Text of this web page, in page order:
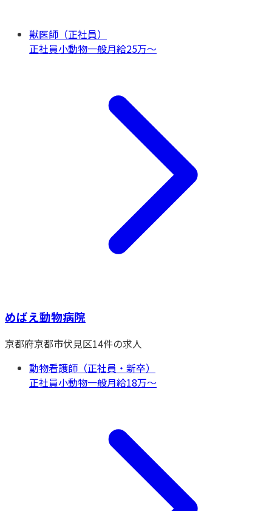
獣医師（正社員）
正社員小動物一般月給25万〜
めばえ動物病院
京都府京都市伏見区14件の求人
動物看護師（正社員・新卒）
正社員小動物一般月給18万〜